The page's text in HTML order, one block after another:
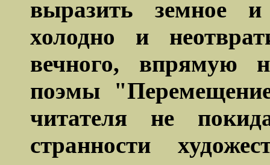
выразить земное
холодно и
вечного, впрямую
поэмы
читателя не
странности